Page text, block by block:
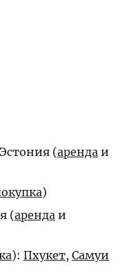
(аренда и
)
(аренда и
): Пхукет, Самуи